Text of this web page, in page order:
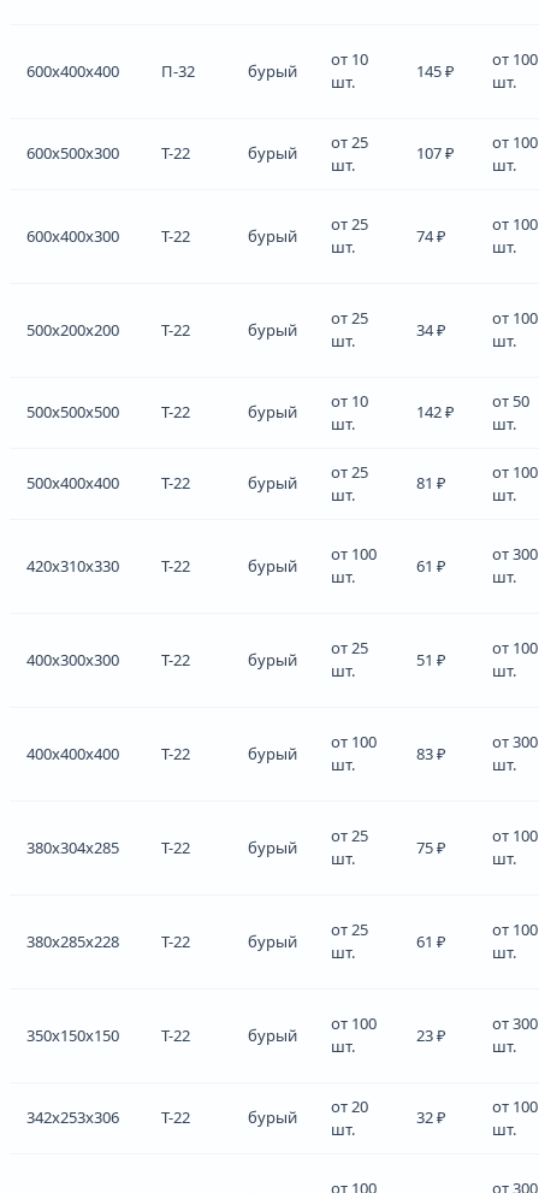
600x400x400 П-32 бурый
от 10
шт.
145 ₽
от 100
шт.
600x500x300 Т-22 бурый
от 25
шт.
107 ₽
от 100
шт.
600x400x300 Т-22 бурый
от 25
шт.
74 ₽
от 100
шт.
500x200x200 Т-22 бурый
от 25
шт.
34 ₽
от 100
шт.
500x500x500 Т-22 бурый
от 10
шт.
142 ₽
от 50
шт.
500x400x400 Т-22 бурый
от 25
шт.
81 ₽
от 100
шт.
420x310x330 Т-22 бурый
от 100
шт.
61 ₽
от 300
шт.
400x300x300 Т-22 бурый
от 25
шт.
51 ₽
от 100
шт.
400x400x400 Т-22 бурый
от 100
шт.
83 ₽
от 300
шт.
380x304x285 Т-22 бурый
от 25
шт.
75 ₽
от 100
шт.
380x285x228 Т-22 бурый
от 25
шт.
61 ₽
от 100
шт.
350x150x150 Т-22 бурый
от 100
шт.
23 ₽
от 300
шт.
342x253x306 Т-22 бурый
от 20
шт.
32 ₽
от 100
шт.
от 100
от 300